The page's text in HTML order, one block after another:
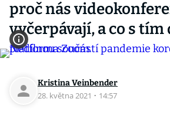
proč nás
vyčerpávají, a co s tím
Kristina Veinbender
28. května 2021 · 14:57